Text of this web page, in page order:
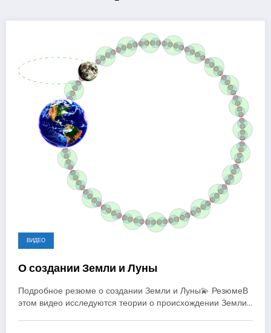
ВИДЕО
О создании Земли и Луны
Подробное резюме о создании Земли и Луны💫 РезюмеВ
этом видео исследуются теории о происхождении Земли…